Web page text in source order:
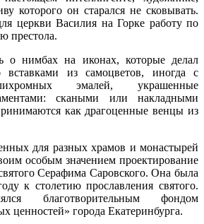
которого он старался не сковывать.
церкви Василия на Горке работу по
престола.
о нимбах на иконах, которые делал
вставками из самоцветов, иногда с
эмалей, украшенные
скаными или накладными
как драгоценные венцы из
для разных храмов и монастырей
особым значением проектирование
Серафима Саровского. Она была
к столетию прославления святого.
благотворительным фондом
ценностей» города Екатеринбурга.